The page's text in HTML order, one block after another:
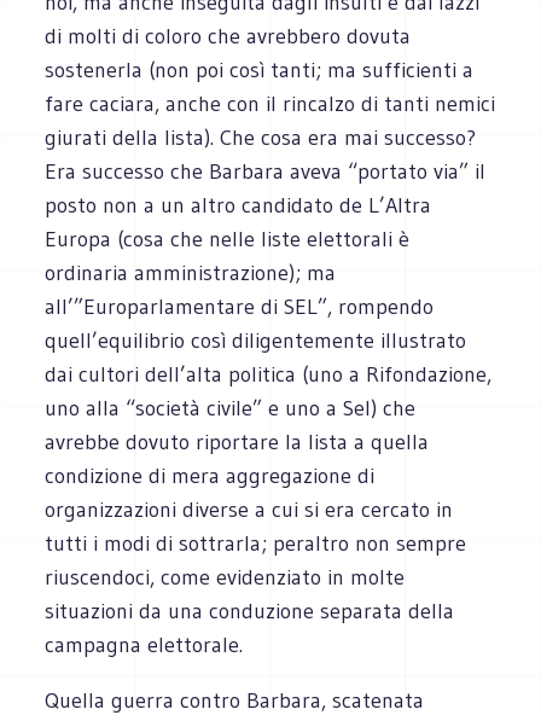
di molti di coloro che avrebbero dovuta
sostenerla (non poi così tanti; ma sufficienti a
fare caciara, anche con il rincalzo di tanti nemici
giurati della lista). Che cosa era mai successo?
Era successo che Barbara aveva “portato via” il
posto non a un altro candidato de L’Altra
Europa (cosa che nelle liste elettorali è
ordinaria amministrazione); ma
all’”Europarlamentare di SEL”, rompendo
quell’equilibrio così diligentemente illustrato
dai cultori dell’alta politica (uno a Rifondazione,
uno alla “società civile” e uno a Sel) che
avrebbe dovuto riportare la lista a quella
condizione di mera aggregazione di
organizzazioni diverse a cui si era cercato in
tutti i modi di sottrarla; peraltro non sempre
riuscendoci, come evidenziato in molte
situazioni da una conduzione separata della
campagna elettorale.
Quella guerra contro Barbara, scatenata